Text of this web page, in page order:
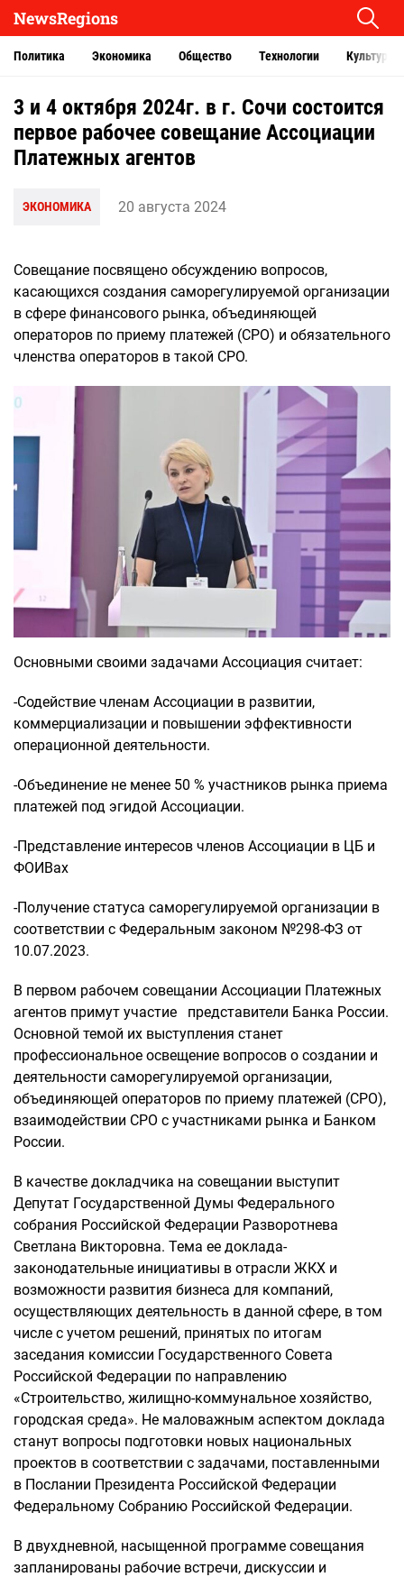
NewsRegions
Политика Экономика Общество Технологии Культура
3 и 4 октября 2024г. в г. Сочи состоится
первое рабочее совещание Ассоциации
Платежных агентов
ЭКОНОМИКА 20 августа 2024
Совещание посвящено обсуждению вопросов,
касающихся создания саморегулируемой организации
в сфере финансового рынка, объединяющей
операторов по приему платежей (СРО) и обязательного
членства операторов в такой СРО.
Основными своими задачами Ассоциация считает:
-Содействие членам Ассоциации в развитии,
коммерциализации и повышении эффективности
операционной деятельности.
-Объединение не менее 50 % участников рынка приема
платежей под эгидой Ассоциации.
-Представление интересов членов Ассоциации в ЦБ и
ФОИВах
-Получение статуса саморегулируемой организации в
соответствии с Федеральным законом №298-ФЗ от
10.07.2023.
В первом рабочем совещании Ассоциации Платежных
агентов примут участие представители Банка России.
Основной темой их выступления станет
профессиональное освещение вопросов о создании и
деятельности саморегулируемой организации,
объединяющей операторов по приему платежей (СРО),
взаимодействии СРО с участниками рынка и Банком
России.
В качестве докладчика на совещании выступит
Депутат Государственной Думы Федерального
собрания Российской Федерации Разворотнева
Светлана Викторовна. Тема ее доклада-
законодательные инициативы в отрасли ЖКХ и
возможности развития бизнеса для компаний,
осуществляющих деятельность в данной сфере, в том
числе с учетом решений, принятых по итогам
заседания комиссии Государственного Совета
Российской Федерации по направлению
«Строительство, жилищно-коммунальное хозяйство,
городская среда». Не маловажным аспектом доклада
станут вопросы подготовки новых национальных
проектов в соответствии с задачами, поставленными
в Послании Президента Российской Федерации
Федеральному Собранию Российской Федерации.
В двухдневной, насыщенной программе совещания
запланированы рабочие встречи, дискуссии и